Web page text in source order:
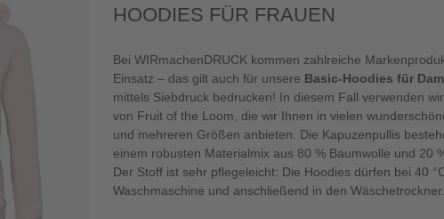
HOODIES FÜR FRAUEN
Bei WIRmachenDRUCK kommen zahlreiche
Einsatz – das gilt auch für unsere Basic-Hoodies für
mittels Siebdruck bedrucken! In diesem Fall verwenden
von Fruit of the Loom, die wir Ihnen in vielen
und mehreren Größen anbieten. Die Kapuzenpullis
einem robusten Materialmix aus 80 % Baumwolle und 20
Der Stoff ist sehr pflegeleicht: Die Hoodies dürfen bei 40
Waschmaschine und anschließend in den Wäschetrockner.